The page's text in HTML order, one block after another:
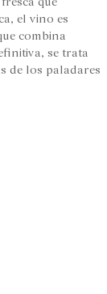
el vino es
combina
se trata
de los paladares